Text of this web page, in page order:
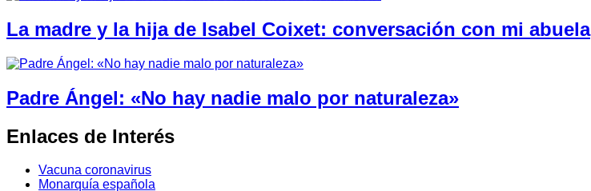
La madre y la hija de Isabel Coixet: conversación con mi abuela
Padre Ángel: «No hay nadie malo por naturaleza»
Enlaces de Interés
Vacuna coronavirus
Monarquía española